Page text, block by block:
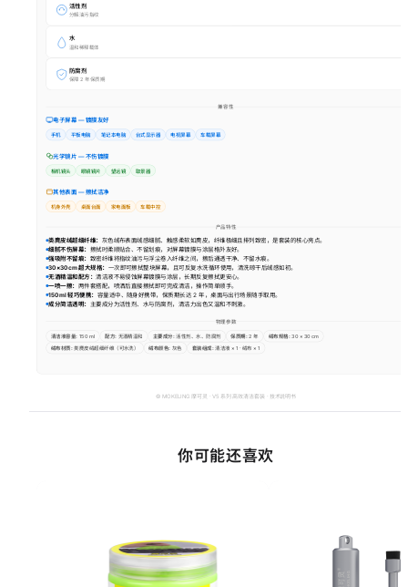
你可能还喜欢